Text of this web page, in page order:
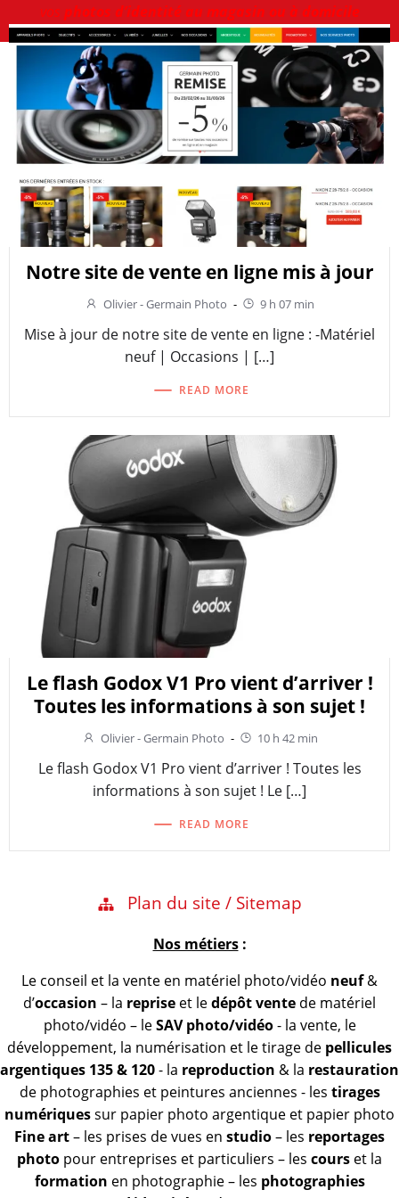
vos photos d’identité au magasin ou à domicile
Notre site de vente en ligne mis à jour
Olivier - Germain Photo - 9 h 07 min
Mise à jour de notre site de vente en ligne : -Matériel
neuf | Occasions | […]
READ MORE
Le flash Godox V1 Pro vient d’arriver !
Toutes les informations à son sujet !
Olivier - Germain Photo - 10 h 42 min
Le flash Godox V1 Pro vient d’arriver ! Toutes les
informations à son sujet ! Le […]
READ MORE
Plan du site / Sitemap
Nos métiers:
Le conseil et la vente en matériel photo/vidéo neuf&
d’occasion – la reprise et ledépôt vente de matériel
photo/vidéo – leSAV photo/vidéo- la vente, le
développement, la numérisation et le tirage de pellicules
argentiques 135 & 120- la reproduction & la restauration
de photographies et peintures anciennes - les tirages
numériquessur papier photo argentique et papier photo
Fine art– les prises de vues en studio– les reportages
photo pour entreprises et particuliers – les cours et la
formation en photographie – les photographies